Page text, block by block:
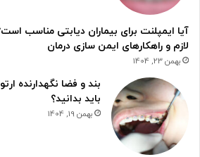
آیا ایمپلنت برای بیماران دیابتی مناسب
لازم و راهکارهای ایمن سازی درمان
بهمن 23, 1404
بند و فضا نگهدارنده
باید بدانید؟
بهمن 19, 1404